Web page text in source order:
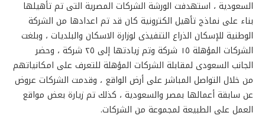
السعودية ، استهدفت الورشة الشركات المصرية التى تم تأهيلها
بناء على نماذج تأهيل الكترونية كان قد تم اعدادها من الشركة
الوطنية للإسكان الذراع التنفيذى لوزارة الاسكان والبلديات ، وبلغت
الشركات المؤهلة ١٥ شركة وتم زيادتها إلى ٢٥ شركة ، وحضر
الجانب السعودى لمقابلة الشركات المؤهلة للتعرف على امكانياتهم
من خلال التواصل المباشر على أرض الواقع ، وقدمت الشركات عروض
عن سابقة أعمالها بمصر والسعودية ، كذلك تم زيارة بعض مواقع
العمل على الطبيعة لمجموعة من الشركات.